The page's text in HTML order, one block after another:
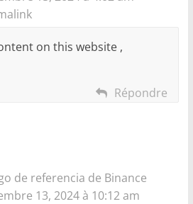
on this website ,
Répondre
de referencia de Binance
13, 2024 à 10:12 am